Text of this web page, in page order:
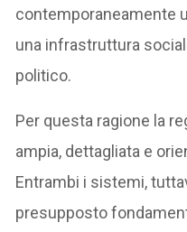
contemporaneamente
una infrastruttura
politico.
Per questa ragione la
ampia, dettagliata e
Entrambi i sistemi,
presupposto